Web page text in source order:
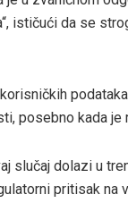
ističući da se
posebno kada je
slučaj dolazi u
pritisak na